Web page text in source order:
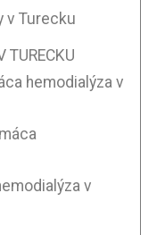
v Turecku
TURECKU
hemodialýza v
v